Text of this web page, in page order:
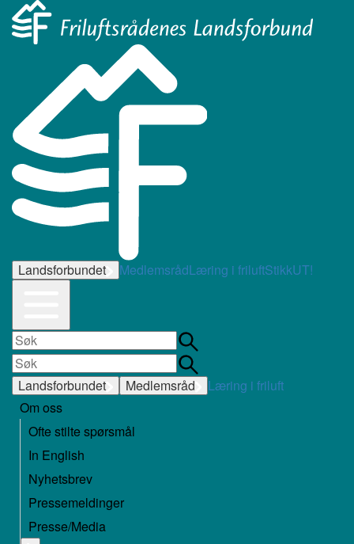
Landsforbundet MedlemsrådLæring i friluftStikkUT!
Landsforbundet Medlemsråd
Læring i friluft
Om oss
Ofte stilte spørsmål
In English
Nyhetsbrev
Pressemeldinger
Presse/Media